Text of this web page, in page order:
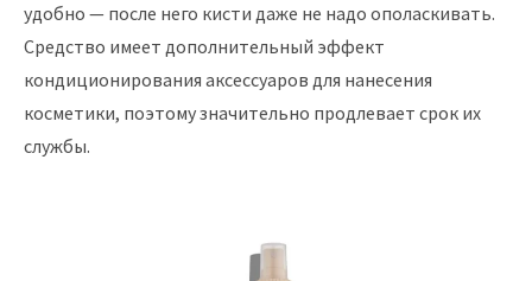
удобно — после него кисти даже не надо ополаскивать.
Средство имеет дополнительный эффект
кондиционирования аксессуаров для нанесения
косметики, поэтому значительно продлевает срок их
службы.